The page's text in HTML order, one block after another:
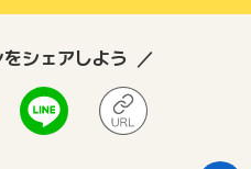
能性がございます。
り、コピーしたURLのご使用
からのインストールは成果
セットすると、不正利用とみ
削除やリセットはお控えくだ
シェアしよう